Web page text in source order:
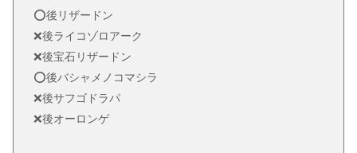
⭕️後リザードン
❌後ライコゾロアーク
❌後宝石リザードン
⭕️後バシャメノコマシラ
❌後サフゴドラパ
❌後オーロンゲ